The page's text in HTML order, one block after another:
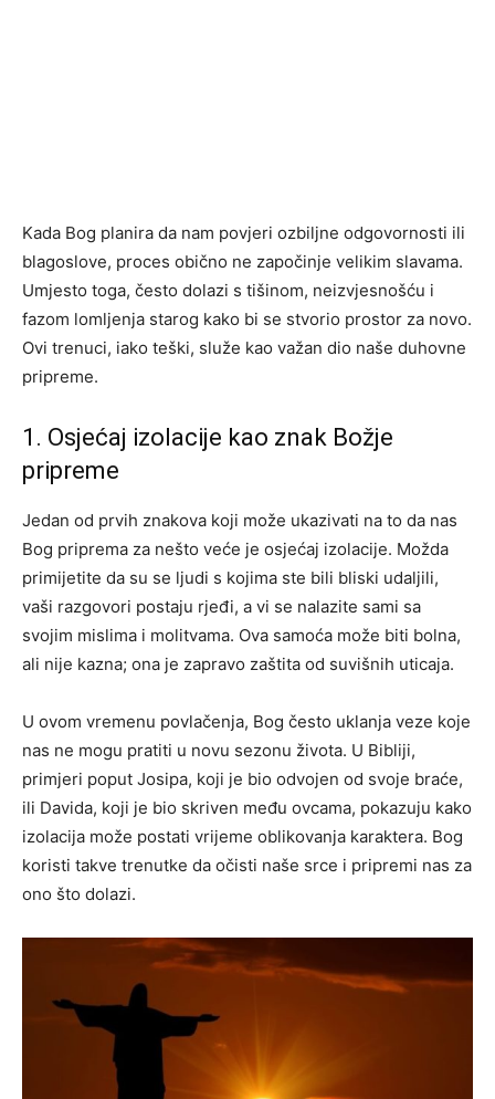
Kada Bog planira da nam povjeri ozbiljne odgovornosti ili
blagoslove, proces obično ne započinje velikim slavama.
Umjesto toga, često dolazi s tišinom, neizvjesnošću i
fazom lomljenja starog kako bi se stvorio prostor za novo.
Ovi trenuci, iako teški, služe kao važan dio naše duhovne
pripreme.
1. Osjećaj izolacije kao znak Božje
pripreme
Jedan od prvih znakova koji može ukazivati na to da nas
Bog priprema za nešto veće je osjećaj izolacije. Možda
primijetite da su se ljudi s kojima ste bili bliski udaljili,
vaši razgovori postaju rjeđi, a vi se nalazite sami sa
svojim mislima i molitvama. Ova samoća može biti bolna,
ali nije kazna; ona je zapravo zaštita od suvišnih uticaja.
U ovom vremenu povlačenja, Bog često uklanja veze koje
nas ne mogu pratiti u novu sezonu života. U Bibliji,
primjeri poput Josipa, koji je bio odvojen od svoje braće,
ili Davida, koji je bio skriven među ovcama, pokazuju kako
izolacija može postati vrijeme oblikovanja karaktera. Bog
koristi takve trenutke da očisti naše srce i pripremi nas za
ono što dolazi.